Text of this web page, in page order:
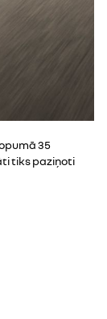
35
tiks paziņoti